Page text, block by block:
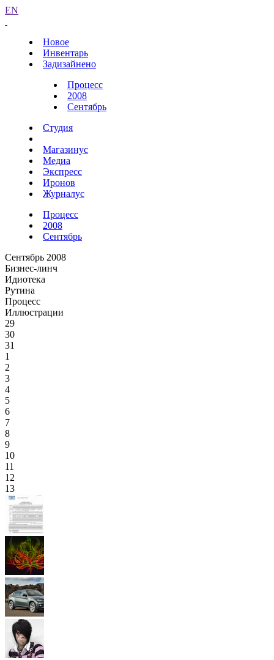
EN
Новое
Инвентарь
Задизайнено
Процесс
2008
Сентябрь
Студия
Магазинус
Медиа
Экспресс
Иронов
Журналус
Процесс
2008
Сентябрь
Сентябрь 2008
Бизнес-линч
Идиотека
Рутина
Процесс
Иллюстрации
29
30
31
1
2
3
4
5
6
7
8
9
10
11
12
13